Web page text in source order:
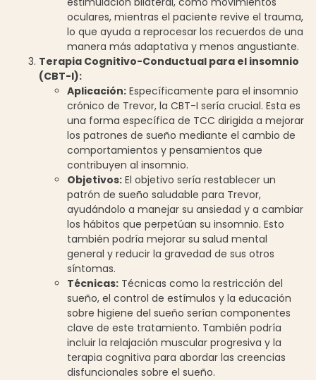
oculares, mientras el paciente revive el trauma,
lo que ayuda a reprocesar los recuerdos de una
manera más adaptativa y menos angustiante.
Terapia Cognitivo-Conductual para el insomnio
(CBT-I):
Aplicación: Específicamente para el insomnio
crónico de Trevor, la CBT-I sería crucial. Esta es
una forma específica de TCC dirigida a mejorar
los patrones de sueño mediante el cambio de
comportamientos y pensamientos que
contribuyen al insomnio.
Objetivos: El objetivo sería restablecer un
patrón de sueño saludable para Trevor,
ayudándolo a manejar su ansiedad y a cambiar
los hábitos que perpetúan su insomnio. Esto
también podría mejorar su salud mental
general y reducir la gravedad de sus otros
síntomas.
Técnicas: Técnicas como la restricción del
sueño, el control de estímulos y la educación
sobre higiene del sueño serían componentes
clave de este tratamiento. También podría
incluir la relajación muscular progresiva y la
terapia cognitiva para abordar las creencias
disfuncionales sobre el sueño.